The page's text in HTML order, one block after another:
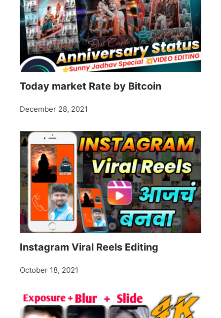
Today market Rate by Bitcoin
December 28, 2021
Instagram Viral Reels Editing
October 18, 2021